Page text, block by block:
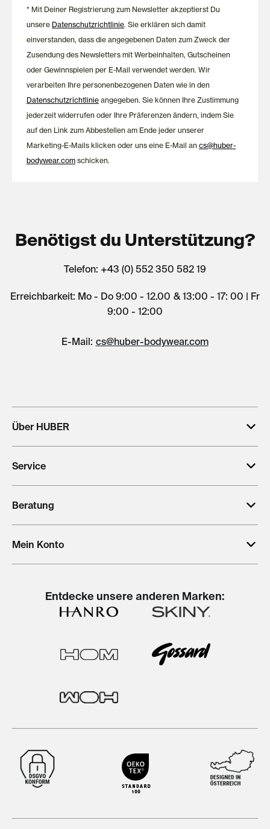
* Mit Deiner Registrierung zum Newsletter akzeptierst Du
unsere Datenschutzrichtlinie. Sie erklären sich damit
einverstanden, dass die angegebenen Daten zum Zweck der
Zusendung des Newsletters mit Werbeinhalten, Gutscheinen
oder Gewinnspielen per E-Mail verwendet werden. Wir
verarbeiten Ihre personenbezogenen Daten wie in den
Datenschutzrichtlinie angegeben. Sie können Ihre Zustimmung
jederzeit widerrufen oder Ihre Präferenzen ändern, indem Sie
auf den Link zum Abbestellen am Ende jeder unserer
Marketing-E-Mails klicken oder uns eine E-Mail ancs@huber-
bodywear.com schicken.
Benötigst du Unterstützung?
Telefon: +43 (0) 552 350 582 19
Erreichbarkeit: Mo - Do 9:00 - 12.00 & 13:00 - 17: 00 | Fr
9:00 - 12:00
E-Mail: cs@huber-bodywear.com
Über HUBER
Service
Beratung
Mein Konto
Entdecke unsere anderen Marken: